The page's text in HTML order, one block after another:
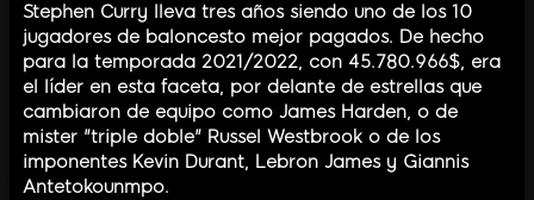
Stephen Curry lleva tres años siendo uno de los 10
jugadores de baloncesto mejor pagados. De hecho
para la temporada 2021/2022, con 45.780.966$, era
el líder en esta faceta, por delante de estrellas que
cambiaron de equipo como James Harden, o de
mister "triple doble" Russel Westbrook o de los
imponentes Kevin Durant, Lebron James y Giannis
Antetokounmpo.